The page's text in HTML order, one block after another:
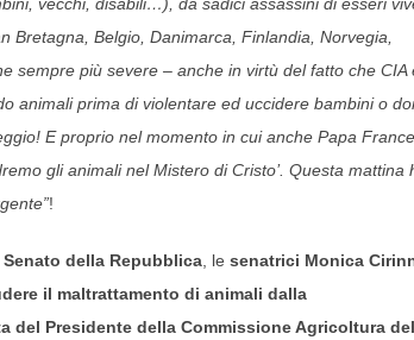
Bretagna, Belgio, Danimarca, Finlandia, Norvegia,
sempre più severe – anche in virtù del fatto che CIA
animali prima di violentare ed uccidere bambini o
E proprio nel momento in cui anche Papa
gli animali nel Mistero di Cristo’. Questa mattina
!
Senato della Repubblica , le senatrici Monica
il maltrattamento di animali dalla
del Presidente della Commissione Agricoltura